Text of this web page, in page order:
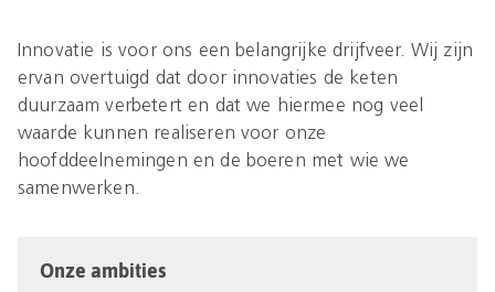
Innovatie is voor ons een belangrijke drijfveer. Wij zijn
ervan overtuigd dat door innovaties de keten
duurzaam verbetert en dat we hiermee nog veel
waarde kunnen realiseren voor onze
hoofddeelnemingen en de boeren met wie we
samenwerken.
Onze ambities